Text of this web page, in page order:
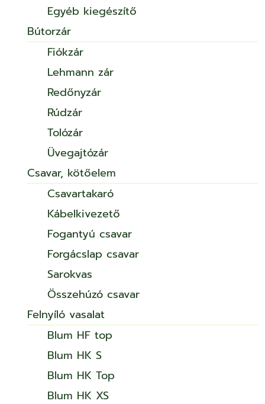
Egyéb kiegészítő
Bútorzár
Fiókzár
Lehmann zár
Redőnyzár
Rúdzár
Tolózár
Üvegajtózár
Csavar, kötőelem
Csavartakaró
Kábelkivezető
Fogantyú csavar
Forgácslap csavar
Sarokvas
Összehúzó csavar
Felnyíló vasalat
Blum HF top
Blum HK S
Blum HK Top
Blum HK XS